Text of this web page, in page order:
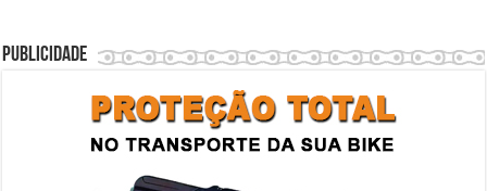
Publicidade